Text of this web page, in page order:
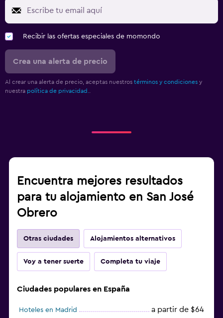
Recibir las ofertas especiales de momondo
Crea una alerta de precio
Al crear una alerta de precio, aceptas nuestros términos y condiciones y
nuestra política de privacidad.
Encuentra mejores resultados
para tu alojamiento en San José
Obrero
Otras ciudades Alojamientos alternativos
Voy a tener suerte Completa tu viaje
Ciudades populares en España
Hoteles en Madrid a partir de $64